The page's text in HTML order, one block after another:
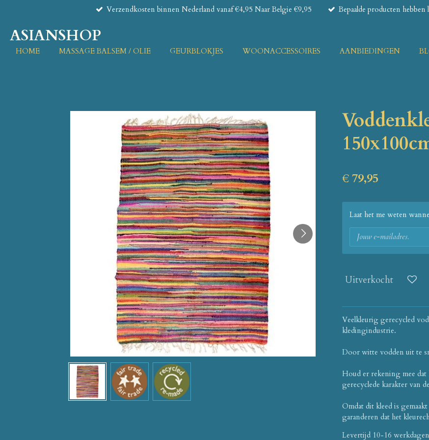
naar
de
hoofdinhoud
Verzendkosten binnen Nederland vanaf €4,95 Naar Belgie €9,95 Bepaalde producten
ASIANSHOP
HOME MASSAGE BALSEM / OLIE GEURBLOKJES WOONACCESSOIRES AANBIEDINGEN
€ 79,95
Laat het me weten
Uitverkocht
Veelkleurig gerecycled
kledingindustrie.
Door witte vodden uit te
Houd er rekening mee
gerecyclede karakter van
Omdat dit kleed is
garanderen dat het
Levertijd 10-16 werkdagen